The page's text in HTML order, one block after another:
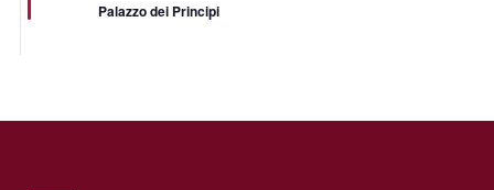
Palazzo dei Principi